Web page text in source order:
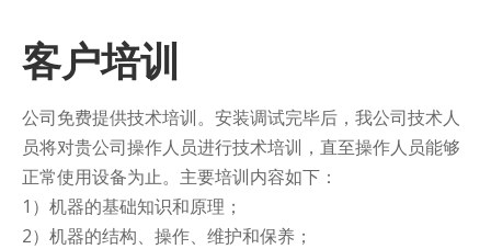
客户培训
公司免费提供技术培训。安装调试完毕后，我公司技术人
员将对贵公司操作人员进行技术培训，直至操作人员能够
正常使用设备为止。主要培训内容如下：
1）机器的基础知识和原理；
2）机器的结构、操作、维护和保养；